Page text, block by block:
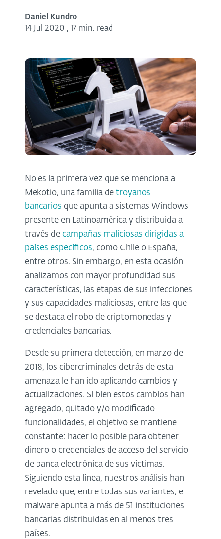
Daniel Kundro
14 Jul 2020 , 17 min. read
No es la primera vez que se menciona a
Mekotio, una familia de troyanos
bancarios que apunta a sistemas Windows
presente en Latinoamérica y distribuida a
través de campañas maliciosas dirigidas a
países específicos, como Chile o España,
entre otros. Sin embargo, en esta ocasión
analizamos con mayor profundidad sus
características, las etapas de sus infecciones
y sus capacidades maliciosas, entre las que
se destaca el robo de criptomonedas y
credenciales bancarias.
Desde su primera detección, en marzo de
2018, los cibercriminales detrás de esta
amenaza le han ido aplicando cambios y
actualizaciones. Si bien estos cambios han
agregado, quitado y/o modificado
funcionalidades, el objetivo se mantiene
constante: hacer lo posible para obtener
dinero o credenciales de acceso del servicio
de banca electrónica de sus víctimas.
Siguiendo esta línea, nuestros análisis han
revelado que, entre todas sus variantes, el
malware apunta a más de 51 instituciones
bancarias distribuidas en al menos tres
países.